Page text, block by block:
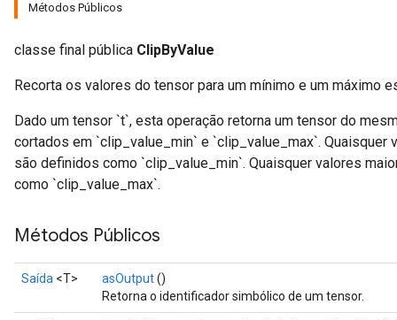
Métodos Públicos
classe final pública ClipByValue
Recorta os valores do tensor para um mínimo e um máximo
Dado um tensor `t`, esta operação retorna um tensor do
cortados em `clip_value_min` e `clip_value_max`. Quaisquer
são definidos como `clip_value_min`. Quaisquer valores
como `clip_value_max`.
Métodos Públicos
Saída <T> asOutput()
Retorna o identificador simbólico de um tensor.